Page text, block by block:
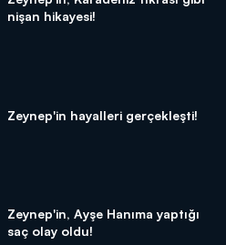
nişan hikayesi!
Zeynep'in hayalleri gerçekleşti!
Zeynep'in, Ayşe Hanıma yaptığı
saç olay oldu!